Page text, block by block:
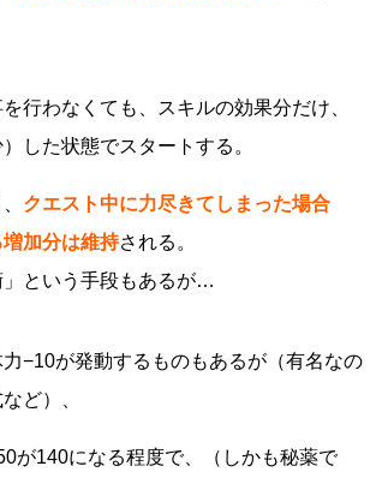
行わなくても、スキルの効果分だけ、
した状態でスタートする。
クエスト中に力尽きてしまった場合
加分は維持される。
」という手段もあるが…
−10が発動するものもあるが（有名なの
ど）、
が140になる程度で、（しかも秘薬で